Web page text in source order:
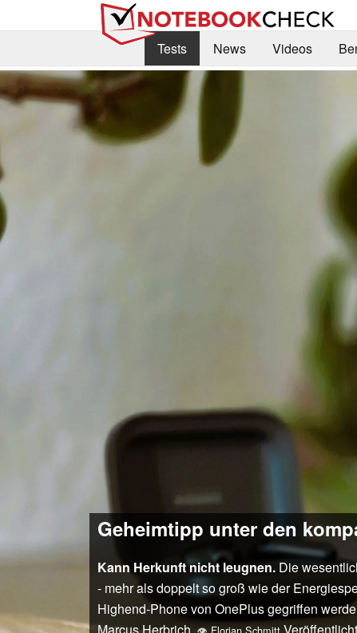
Tests
News Videos
Geheimtipp unter den
Kann Herkunft nicht leugnen. Die
- mehr als doppelt so groß wie der
Highend-Phone von OnePlus gegriffen
Marcus Herbrich, 👁 Florian Schmitt